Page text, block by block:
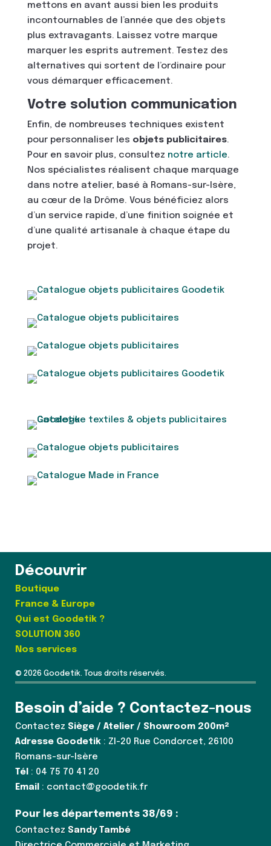
mettons en avant aussi bien les produits
incontournables de l’année que des objets
plus extravagants. Laissez votre marque
marquer les esprits autrement. Testez des
alternatives qui sortent de l’ordinaire pour
vous démarquer efficacement.
Votre solution communication
Enfin, de nombreuses techniques existent
pour personnaliser les objets publicitaires.
Pour en savoir plus, consultez notre article.
Nos spécialistes réalisent chaque marquage
dans notre atelier, basé à Romans-sur-Isère,
au cœur de la Drôme. Vous bénéficiez alors
d’un service rapide, d’une finition soignée et
d’une qualité artisanale à chaque étape du
projet.
Découvrir
Boutique
France & Europe
Qui est Goodetik ?
SOLUTION 360
Nos services
© 2026 Goodetik. Tous droits réservés.
Besoin d’aide ? Contactez-nous
Contactez Siège / Atelier / Showroom 200m²
Adresse Goodetik: ZI-20 Rue Condorcet, 26100
Romans-sur-Isère
Tél : 04 75 70 41 20
Email : contact@goodetik.fr
Pour les départements 38/69 :
Contactez Sandy També